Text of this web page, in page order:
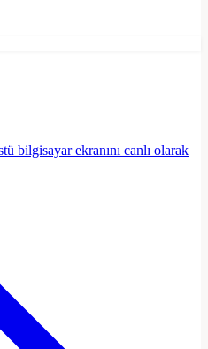
bilgisayar ekranını canlı olarak